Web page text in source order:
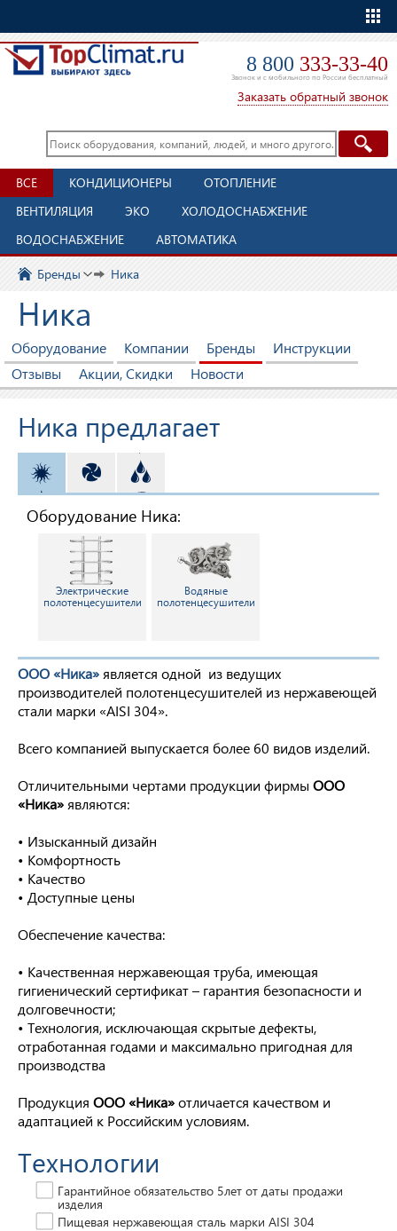
8 800 333-33-40
Звонок и с мобильного по России бесплатный
Заказать обратный звонок
ВСЕ КОНДИЦИОНЕРЫ
ОТОПЛЕНИЕ
ВЕНТИЛЯЦИЯ
ЭКО
ХОЛОДОСНАБЖЕНИЕ
ВОДОСНАБЖЕНИЕ
АВТОМАТИКА
Бренды Ника
Ника
Оборудование Компании Бренды
Инструкции
Отзывы
Акции, Скидки Новости
Ника предлагает
ОТОПЛЕНИЕВЕНТИЛЯЦИЯ
Оборудование Ника:
Электрические
полотенцесушители
Водяные
полотенцесушители
ООО «Ника» является одной из ведущих
производителей полотенцесушителей из нержавеющей
стали марки «AISI 304».
Всего компанией выпускается более 60 видов изделий.
Отличительными чертами продукции фирмы ООО
«Ника» являются:
• Изысканный дизайн
• Комфортность
• Качество
• Доступные цены
Обеспечение качества:
• Качественная нержавеющая труба, имеющая
гигиенический сертификат – гарантия безопасности и
долговечности;
• Технология, исключающая скрытые дефекты,
отработанная годами и максимально пригодная для
производства
Продукция ООО «Ника»отличается качеством и
адаптацией к Российским условиям.
Технологии
Гарантийное обязательство 5лет от даты продажи
изделия
Пищевая нержавеющая сталь марки AISI 304